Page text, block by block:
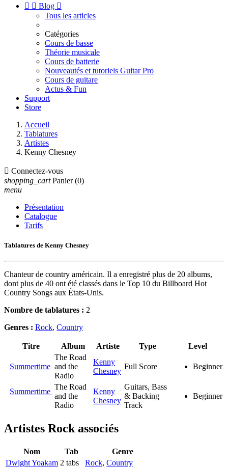
  Blog 
Tous les articles
Catégories
Cours de basse
Théorie musicale
Cours de batterie
Nouveautés et tutoriels Guitar Pro
Cours de guitare
Actus & Fun
Support
Store
Accueil
Tablatures
Artistes
Kenny Chesney
 Connectez-vous
shopping_cart Panier (0)
menu
Présentation
Catalogue
Tarifs
Tablatures de Kenny Chesney
Chanteur de country américain. Il a enregistré plus de 20 albums,
dont plus de 40 ont été classés dans le Top 10 du Billboard Hot
Country Songs aux États-Unis.
Nombre de tablatures : 2
Genres : Rock, Country
Titre Album Artiste Type Level
Summertime
The Road
and the
Radio
Kenny
Chesney
Full Score Beginner
Summertime
The Road
and the
Radio
Kenny
Chesney
Guitars, Bass
& Backing
Track
Beginner
Artistes Rockassociés
Nom Tab
Genre
Dwight Yoakam 2 tabs Rock, Country